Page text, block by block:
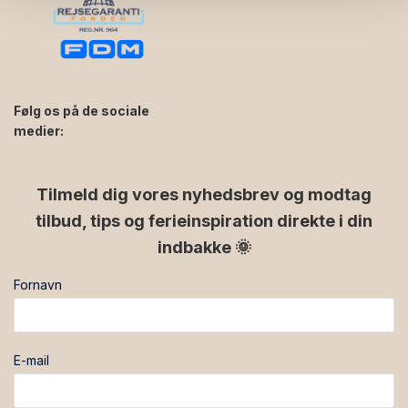
Følg os på de sociale
medier:
Tilmeld dig vores nyhedsbrev og modtag
tilbud, tips og ferieinspiration direkte i din
indbakke 🌞
Fornavn
E-mail